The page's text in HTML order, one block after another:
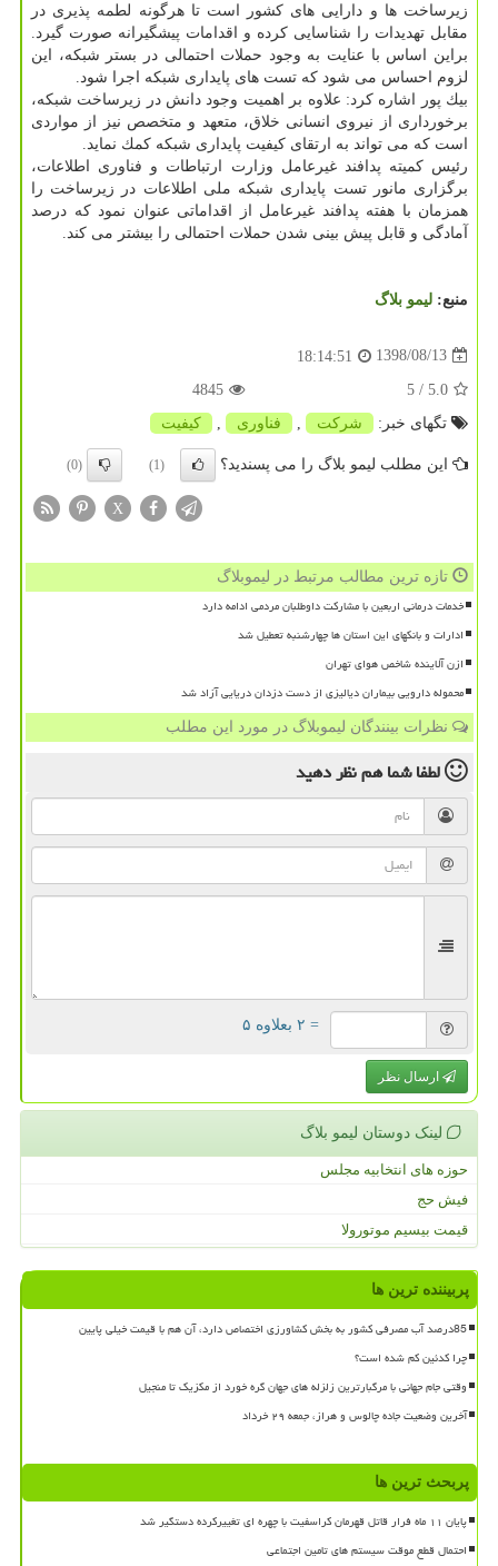
زیرساخت ها و دارایی های كشور است تا هرگونه لطمه پذیری در
مقابل تهدیدات را شناسایی كرده و اقدامات پیشگیرانه صورت گیرد.
براین اساس با عنایت به وجود حملات احتمالی در بستر شبكه، این
لزوم احساس می شود كه تست های پایداری شبكه اجرا شود.
بیك پور اشاره كرد: علاوه بر اهمیت وجود دانش در زیرساخت شبكه،
برخورداری از نیروی انسانی خلاق، متعهد و متخصص نیز از مواردی
است كه می تواند به ارتقای كیفیت پایداری شبكه كمك نماید.
رئیس كمیته پدافند غیرعامل وزارت ارتباطات و فناوری اطلاعات،
برگزاری مانور تست پایداری شبكه ملی اطلاعات در زیرساخت را
همزمان با هفته پدافند غیرعامل از اقداماتی عنوان نمود كه درصد
آمادگی و قابل پیش بینی شدن حملات احتمالی را بیشتر می كند.
منبع: لیمو بلاگ
1398/08/13
18:14:51
5.0
/ 5
4845
تگهای خبر:
شركت فناوری كیفیت
این مطلب لیمو بلاگ را می پسندید؟ (1)
(0)
X
تازه ترین مطالب مرتبط در لیموبلاگ
خدمات درمانی اربعین با مشارکت داوطلبان مردمی ادامه دارد
ادارات و بانکهای این استان ها چهارشنبه تعطیل شد
ازن آلاینده شاخص هوای تهران
محموله دارویی بیماران دیالیزی از دست دزدان دریایی آزاد شد
نظرات بینندگان لیموبلاگ در مورد این مطلب
لطفا شما همنظر دهید
= ۲ بعلاوه ۵
ارسال نظر
لینک دوستان لیمو بلاگ
حوزه های انتخابیه مجلس
فیش حج
قیمت بیسیم موتورولا
پربیننده ترین ها
85درصد آب مصرفی کشور به بخش کشاورزی اختصاص دارد، آن هم با قیمت خیلی پایین
چرا کدئین کم شده است؟
وقتی جام جهانی با مرگبارترین زلزله های جهان گره خورد از مکزیک تا منجیل
آخرین وضعیت جاده چالوس و هراز، جمعه ۲۹ خرداد
پربحث ترین ها
پایان ۱۱ ماه فرار قاتل قهرمان کراسفیت با چهره ای تغییرکرده دستگیر شد
احتمال قطع موقت سیستم های تامین اجتماعی